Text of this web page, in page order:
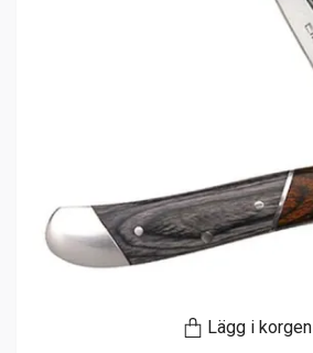
Lägg i korgen